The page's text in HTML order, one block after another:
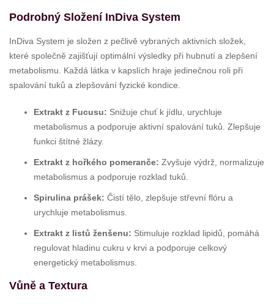
Podrobný Složení InDiva System
InDiva System je složen z pečlivě vybraných aktivních složek,
které společně zajišťují optimální výsledky při hubnutí a zlepšení
metabolismu. Každá látka v kapslích hraje jedinečnou roli při
spalování tuků a zlepšování fyzické kondice.
Extrakt z Fucusu: Snižuje chuť k jídlu, urychluje
metabolismus a podporuje aktivní spalování tuků. Zlepšuje
funkci štítné žlázy.
Extrakt z hořkého pomeranče: Zvyšuje výdrž, normalizuje
metabolismus a podporuje rozklad tuků.
Spirulina prášek: Čistí tělo, zlepšuje střevní flóru a
urychluje metabolismus.
Extrakt z listů ženšenu: Stimuluje rozklad lipidů, pomáhá
regulovat hladinu cukru v krvi a podporuje celkový
energetický metabolismus.
Vůně a Textura